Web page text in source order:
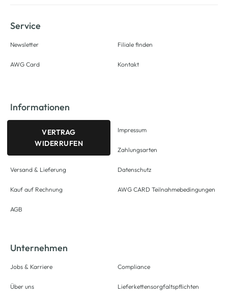
Service
Newsletter
AWG Card
Filiale finden
Kontakt
Informationen
VERTRAG
WIDERRUFEN
Versand & Lieferung
Kauf auf Rechnung
AGB
Impressum
Zahlungsarten
Datenschutz
AWG CARD Teilnahmebedingungen
Unternehmen
Jobs & Karriere
Über uns
Compliance
Lieferkettensorgfaltspflichten